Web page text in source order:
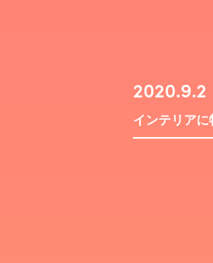
2020.9.2
インテリア